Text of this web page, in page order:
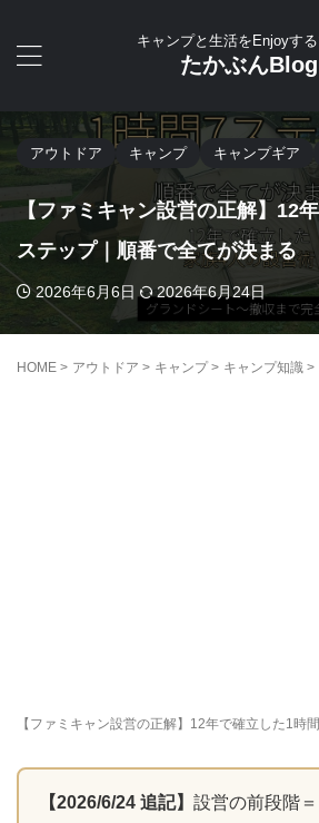
キャンプと生活をEnjoyす
たかぶんBlog
アウトドア キャンプ キャンプギア
【ファミキャン設営の正解】12
ステップ｜順番で全てが決まる
2026年6月6日 2026年6月24日
HOME > アウトドア > キャンプ > キャンプ知識 >
【ファミキャン設営の正解】12年で確立した1時
【2026/6/24 追記】 設営の前段階